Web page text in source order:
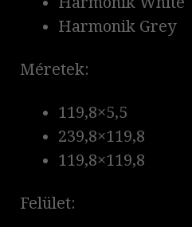
Harmonik Grey
Méretek:
119,8×5,5
239,8×119,8
119,8×119,8
Felület: